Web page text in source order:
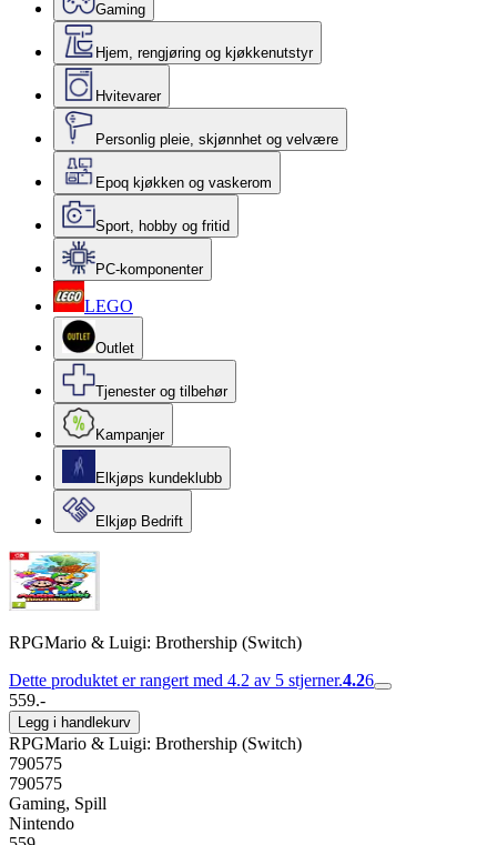
Gaming
Hjem, rengjøring og kjøkkenutstyr
Hvitevarer
Personlig pleie, skjønnhet og velvære
Epoq kjøkken og vaskerom
Sport, hobby og fritid
PC-komponenter
LEGO
Outlet
Tjenester og tilbehør
Kampanjer
Elkjøps kundeklubb
Elkjøp Bedrift
RPGMario & Luigi: Brothership (Switch)
Dette produktet er rangert med 4.2 av 5 stjerner.4.26
559.-
Legg i handlekurv
RPGMario & Luigi: Brothership (Switch)
790575
790575
Gaming, Spill
Nintendo